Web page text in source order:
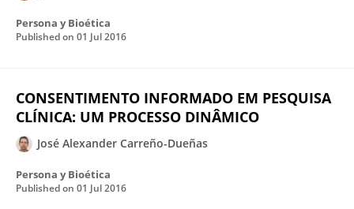
Persona y Bioética
Published on 01 Jul 2016
CONSENTIMENTO INFORMADO EM PESQUISA
CLÍNICA: UM PROCESSO DINÂMICO
José Alexander Carreño-Dueñas
Persona y Bioética
Published on 01 Jul 2016